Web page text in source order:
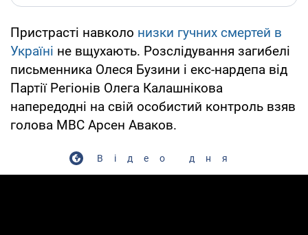
Пристрасті навколо низки гучних смертей в
Україні не вщухають. Розслідування загибелі
письменника Олеся Бузини і екс-нардепа від
Партії Регіонів Олега Калашнікова
напередодні на свій особистий контроль взяв
голова МВС Арсен Аваков.
Відео дня